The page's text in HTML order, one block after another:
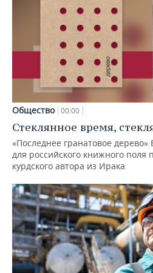
Общество 00:00
Стеклянное время,
«Последнее гранатовое
для российского книжного поля
курдского автора из Ирака